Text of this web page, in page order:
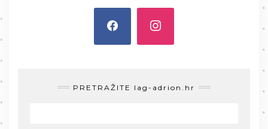
PRETRAŽITE lag-adrion.hr